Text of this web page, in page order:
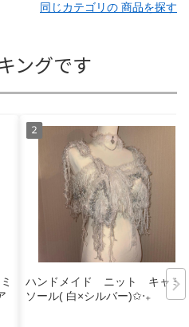
同じカテゴリの 商品を探す
ングです
ハンドメイド ニット キャミ
ソール( 白×シルバー)✩‧₊